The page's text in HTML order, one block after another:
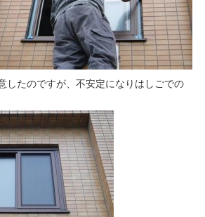
したのですが、不安定になりはしごでの